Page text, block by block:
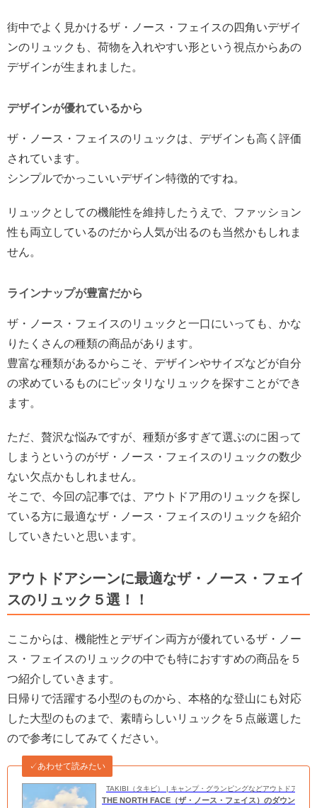
街中でよく見かけるザ・ノース・フェイスの四角いデザイ
ンのリュックも、荷物を入れやすい形という視点からあの
デザインが生まれました。
デザインが優れているから
ザ・ノース・フェイスのリュックは、デザインも高く評価
されています。
シンプルでかっこいいデザイン特徴的ですね。
リュックとしての機能性を維持したうえで、ファッション
性も両立しているのだから人気が出るのも当然かもしれま
せん。
ラインナップが豊富だから
ザ・ノース・フェイスのリュックと一口にいっても、かな
りたくさんの種類の商品があります。
豊富な種類があるからこそ、デザインやサイズなどが自分
の求めているものにピッタリなリュックを探すことができ
ます。
ただ、贅沢な悩みですが、種類が多すぎて選ぶのに困って
しまうというのがザ・ノース・フェイスのリュックの数少
ない欠点かもしれません。
そこで、今回の記事では、アウトドア用のリュックを探し
ている方に最適なザ・ノース・フェイスのリュックを紹介
していきたいと思います。
アウトドアシーンに最適なザ・ノース・フェイ
スのリュック５選！！
ここからは、機能性とデザイン両方が優れているザ・ノー
ス・フェイスのリュックの中でも特におすすめの商品を５
つ紹介していきます。
日帰りで活躍する小型のものから、本格的な登山にも対応
した大型のものまで、素晴らしいリュックを５点厳選した
ので参考にしてみてください。
TAKIBI（タキビ） | キャンプ・グランピングなどアウトドアの総
✓あわせて読みたい
THE NORTH FACE（ザ・ノース・フェイス）のダウン